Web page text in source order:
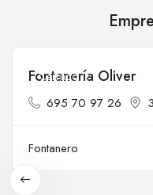
Cerrado
Fontanería Oliver
695 70 97 26
Fontanero